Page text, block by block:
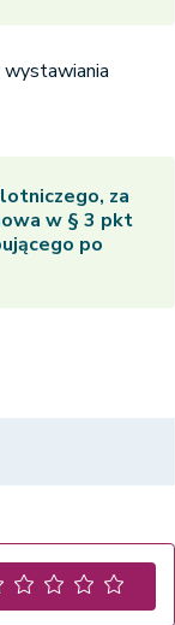
za
w § 3 pkt
po